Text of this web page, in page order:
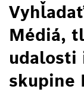
Médiá,
udalosti
skupine